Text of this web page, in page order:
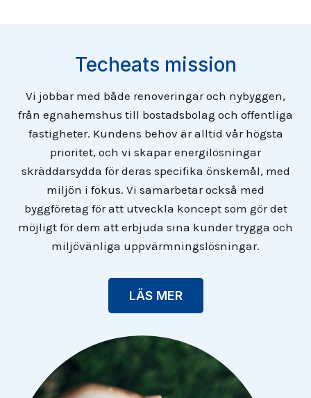
Techeats mission
Vi jobbar med både renoveringar och nybyggen,
från egnahemshus till bostadsbolag och offentliga
fastigheter. Kundens behov är alltid vår högsta
prioritet, och vi skapar energilösningar
skräddarsydda för deras specifika önskemål, med
miljön i fokus. Vi samarbetar också med
byggföretag för att utveckla koncept som gör det
möjligt för dem att erbjuda sina kunder trygga och
miljövänliga uppvärmningslösningar.
LÄS MER